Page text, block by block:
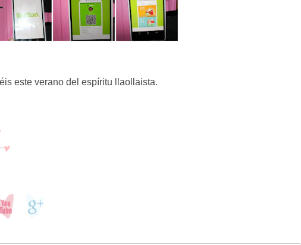
este verano del espíritu llaollaista.